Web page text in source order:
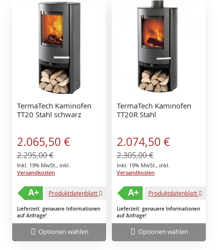
TermaTech Kaminofen
TT20 Stahl schwarz
Sonderangebot
2.065,50 €
2.295,00 €
Inkl. 19% MwSt. , inkl.
Versandkosten
Produktdatenblatt
A+
Lieferzeit: genauere Informationen
auf Anfrage!
Optionen wählen
TermaTech Kaminofen
TT20R Stahl
Sonderangebot
2.074,50 €
2.305,00 €
Inkl. 19% MwSt. , inkl.
Versandkosten
Produktdatenblatt
A+
Lieferzeit: genauere Informationen
auf Anfrage!
Optionen wählen